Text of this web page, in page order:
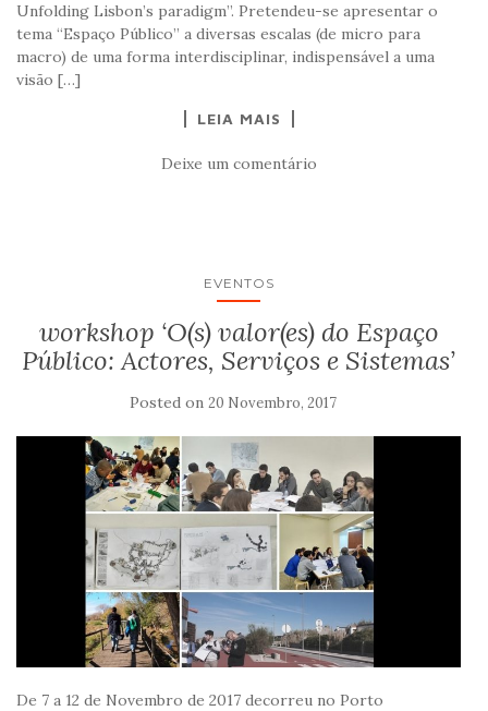
Unfolding Lisbon’s paradigm”. Pretendeu-se apresentar o
tema “Espaço Público” a diversas escalas (de micro para
macro) de uma forma interdisciplinar, indispensável a uma
visão […]
LEIA MAIS
Deixe um comentário
EVENTOS
workshop ‘O(s) valor(es) do Espaço
Público: Actores, Serviços e Sistemas’
Posted on 20 Novembro, 2017
De 7 a 12 de Novembro de 2017 decorreu no Porto